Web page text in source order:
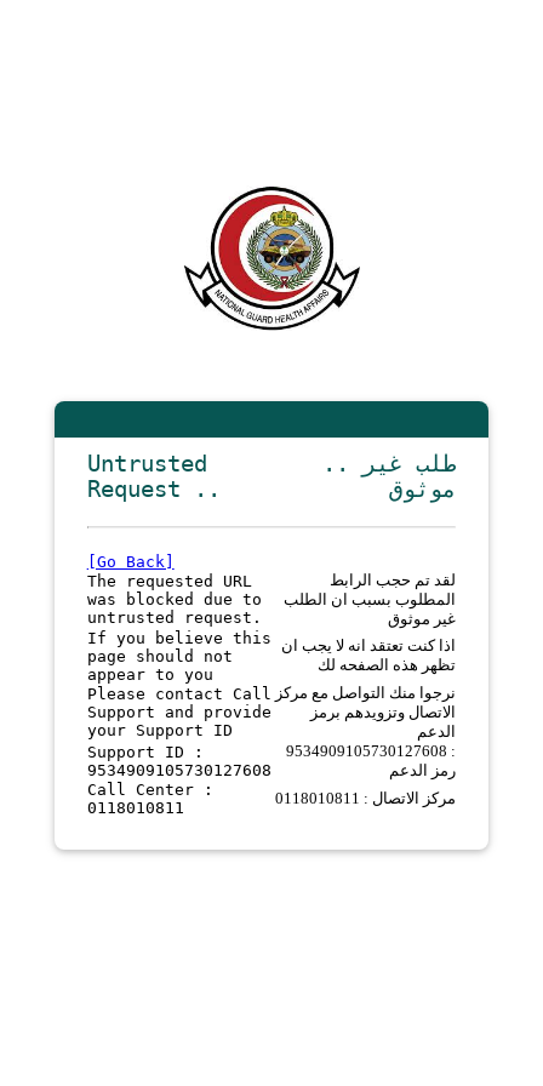
Untrusted
Request ..
.. طلب غير
موثوق
[Go Back]
The requested URL
was blocked due to
untrusted request.
لقد تم حجب الرابط
المطلوب بسبب ان الطلب
غير موثوق
If you believe this
page should not
appear to you
اذا كنت تعتقد انه لا يجب ان
تظهر هذه الصفحه لك
Please contact Call
Support and provide
your Support ID
نرجوا منك التواصل مع مركز
الاتصال وتزويدهم برمز
الدعم
Support ID :
9534909105730127608
9534909105730127608 :
رمز الدعم
Call Center :
0118010811
مركز الاتصال : 0118010811